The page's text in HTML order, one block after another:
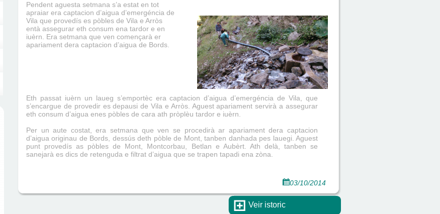
Pendent aguesta setmana s’a estat en tot
apraiar era captacion d’aigua d’emergéncia de
Vila que provedís es pòbles de Vila e Arròs
entà assegurar eth consum ena tardor e en
iuèrn. Era setmana que ven començarà er
apariament dera captacion d’aigua de Bords.
Eth passat iuèrn un laueg s’emportèc era captacion d’aigua d’emergéncia de Vila, que
s’encargue de provedir es depausi de Vila e Arròs. Aguest apariament servirà a assegurar
eth consum d’aigua enes pòbles de cara ath pròplèu tardor e iuèrn.
Per un aute costat, era setmana que ven se procedirà ar apariament dera captacion
d’aigua originau de Bords, dessús deth pòble de Mont, tanben danhada pes lauegi. Aguest
punt provedís as pòbles de Mont, Montcorbau, Betlan e Aubèrt. Ath delà, tanben se
sanejarà es dics de retenguda e filtrat d’aigua que se trapen tapadi ena zòna.
03/10/2014
Veir istoric